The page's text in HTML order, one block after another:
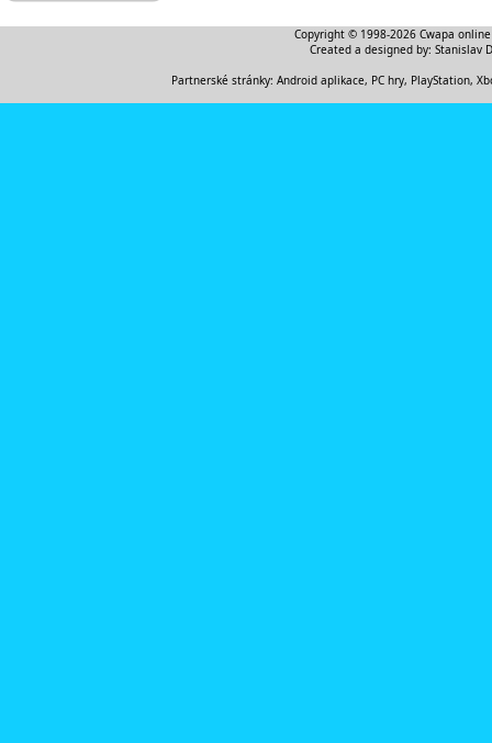
Copyright © 1998-2026 Cwapa
Created a designed by: Stanislav
Partnerské stránky: Android aplikace, PC hry, PlayStation,